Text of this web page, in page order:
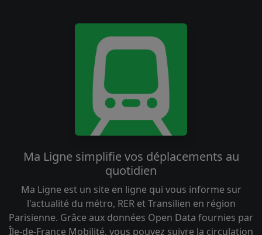
Ma Ligne simplifie vos déplacements au
quotidien
Ma Ligne est un site en ligne qui vous informe sur
l'actualité du métro, RER et Transilien en région
Parisienne. Grâce aux données Open Data fournies par
Île-de-France Mobilité, vous pouvez suivre la circulation